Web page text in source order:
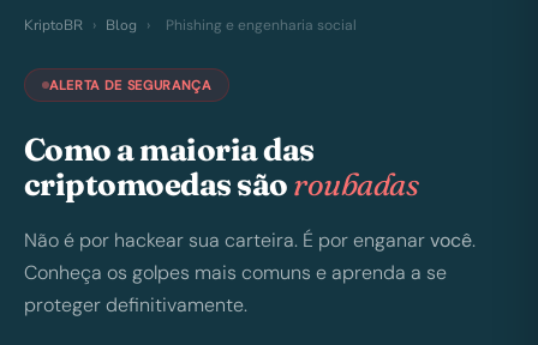
KriptoBR › Blog › Phishing e engenharia social
ALERTA DE SEGURANÇA
Como a maioria das
criptomoedas sãoroubadas
Não é por hackear sua carteira. É por enganarvocê.
Conheça os golpes mais comuns e aprenda a se
proteger definitivamente.